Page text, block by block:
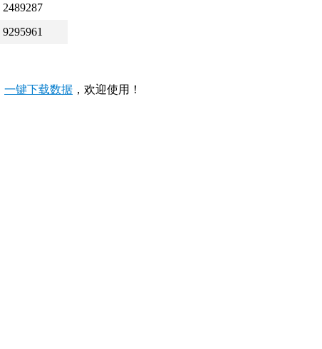
2489287
9295961
一键下载数据 ，欢迎使用！